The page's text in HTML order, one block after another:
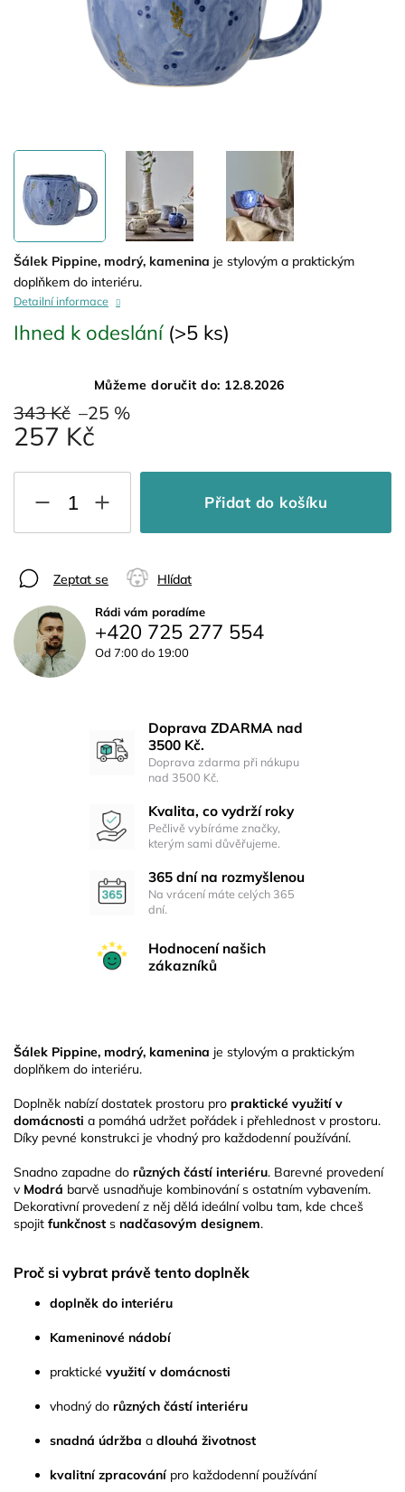
343 Kč –25 %
257 Kč
Ihned k odeslání (>5 ks)
Můžeme doručit do: 12.8.2026
Přidat do košíku
Šálek Pippine, modrý, kamenina je stylovým a praktickým
doplňkem do interiéru.
Detailní informace
Zeptat se Hlídat
Rádi vám poradíme
+420 725 277 554
Od 7:00 do 19:00
Doprava ZDARMA nad
3500 Kč.
Doprava zdarma při nákupu
nad 3500 Kč.
Kvalita, co vydrží roky
Pečlivě vybíráme značky,
kterým sami důvěřujeme.
365 dní na rozmyšlenou
Na vrácení máte celých 365
dní.
Hodnocení našich
zákazníků
Šálek Pippine, modrý, kamenina je stylovým a praktickým
doplňkem do interiéru.
Doplněk nabízí dostatek prostoru pro praktické využití v
domácnosti a pomáhá udržet pořádek i přehlednost v prostoru.
Díky pevné konstrukci je vhodný pro každodenní používání.
Snadno zapadne do různých částí interiéru. Barevné provedení
v Modrá barvě usnadňuje kombinování s ostatním vybavením.
Dekorativní provedení z něj dělá ideální volbu tam, kde chceš
spojit funkčnost s nadčasovým designem.
Proč si vybrat právě tento doplněk
doplněk do interiéru
Kameninové nádobí
praktické využití v domácnosti
vhodný do různých částí interiéru
snadná údržba a dlouhá životnost
kvalitní zpracovánípro každodenní používání